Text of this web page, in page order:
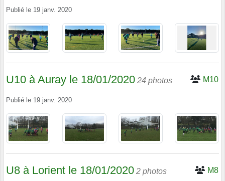
Publié le 19 janv. 2020
U10 à Auray le 18/01/2020 24 photos M10
Publié le 19 janv. 2020
U8 à Lorient le 18/01/2020 2 photos M8